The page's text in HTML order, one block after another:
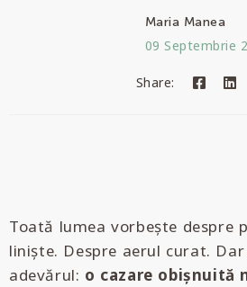
Maria Manea
09 Septembrie
Share:
Toată lumea vorbește despre
liniște. Despre aerul curat.
adevărul: o cazare obișnuită